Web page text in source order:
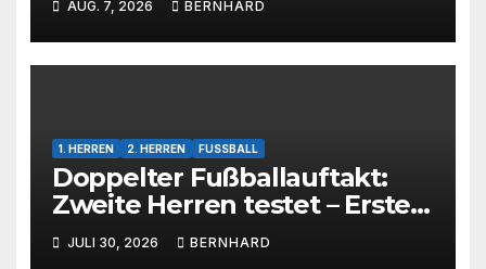
AUG. 7, 2026 BERNHARD
1. HERREN 2. HERREN FUSSBALL
Doppelter Fußballauftakt:
Zweite Herren testet – Erste
Herren startet im Kreispokal
JULI 30, 2026 BERNHARD